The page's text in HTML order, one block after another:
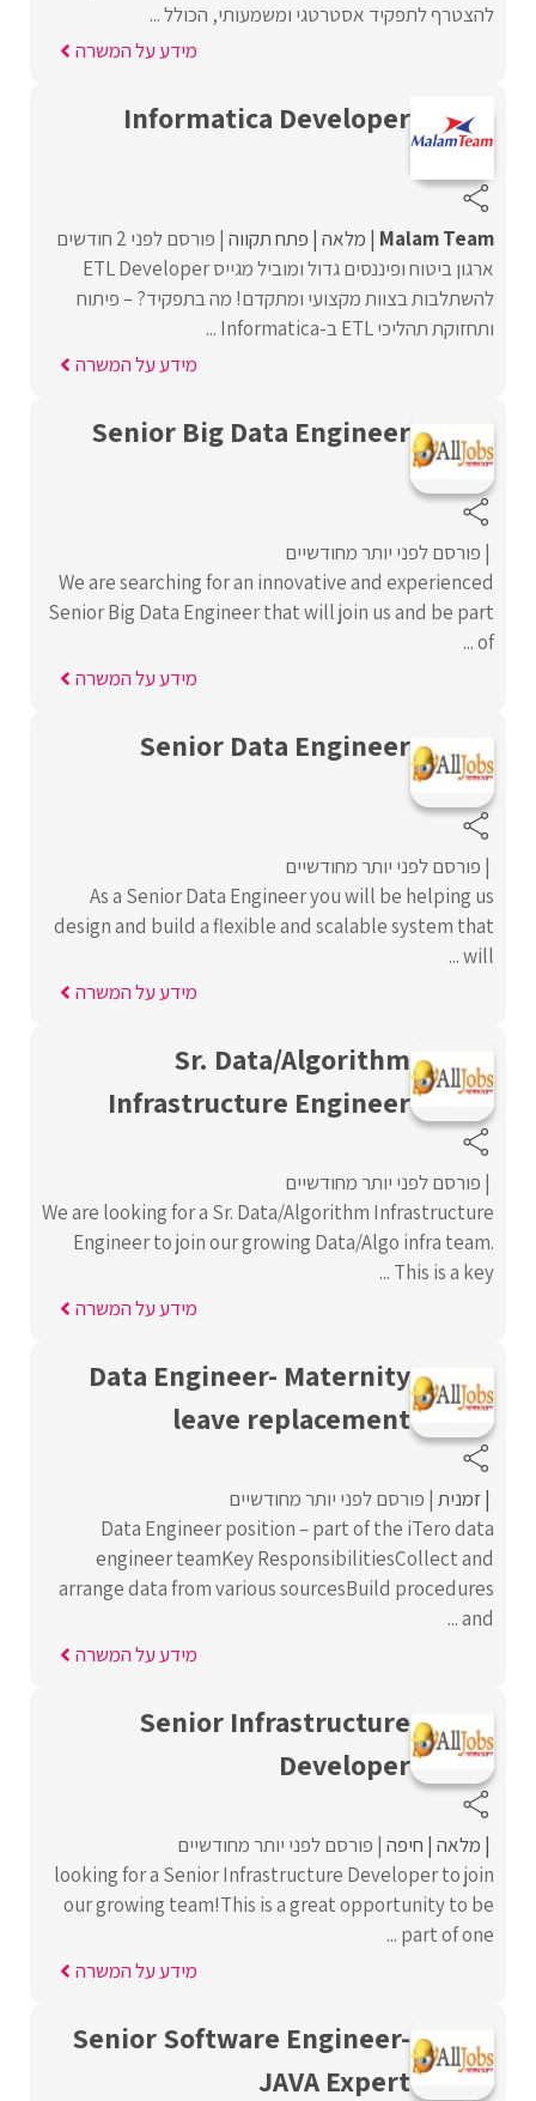
להצטרף לתפקיד אסטרטגי ומשמעותי, הכולל ...
מידע על המשרה
Informatica Developer
Malam Team מלאה פתח תקווה פורסם לפני 2 חודשים
ארגון ביטוח ופיננסים גדול ומוביל מגייס ETL Developer
להשתלבות בצוות מקצועי ומתקדם! מה בתפקיד? – פיתוח
ותחזוקת תהליכי ETL ב-Informatica ...
מידע על המשרה
Senior Big Data Engineer
פורסם לפני יותר מחודשיים
We are searching for an innovative and experienced
Senior Big Data Engineer that will join us and be part
of ...
מידע על המשרה
Senior Data Engineer
פורסם לפני יותר מחודשיים
As a Senior Data Engineer you will be helping us
design and build a flexible and scalable system that
will ...
מידע על המשרה
Sr. Data/Algorithm
Infrastructure Engineer
פורסם לפני יותר מחודשיים
We are looking for a Sr. Data/Algorithm Infrastructure
Engineer to join our growing Data/Algo infra team.
This is a key ...
מידע על המשרה
Data Engineer- Maternity
leave replacement
זמנית פורסם לפני יותר מחודשיים
Data Engineer position – part of the iTero data
engineer teamKey ResponsibilitiesCollect and
arrange data from various sourcesBuild procedures
and ...
מידע על המשרה
Senior Infrastructure
Developer
מלאה חיפה פורסם לפני יותר מחודשיים
looking for a Senior Infrastructure Developer to join
our growing team!This is a great opportunity to be
part of one ...
מידע על המשרה
Senior Software Engineer-
JAVA Expert